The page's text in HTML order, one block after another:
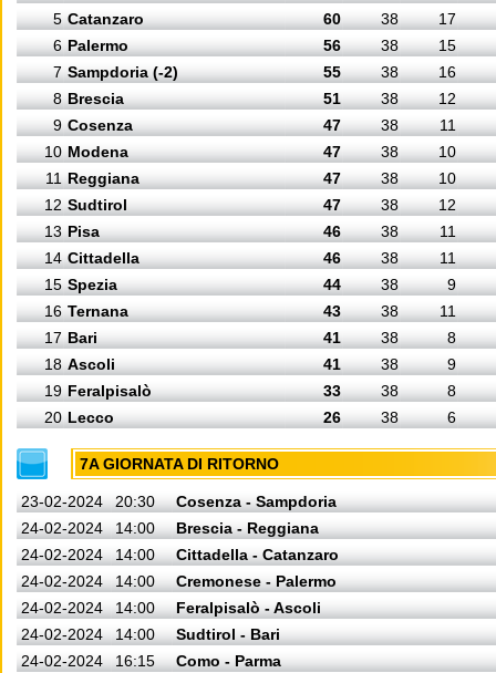
5 Catanzaro 60 38
17
6 Palermo 56 38
15
7 Sampdoria (-2) 55 38
16
8 Brescia 51 38
12
9 Cosenza 47 38
11
10 Modena 47 38
10
11 Reggiana 47 38
10
12 Sudtirol 47 38
12
13 Pisa 46 38
11
14 Cittadella 46 38
11
15 Spezia 44 38
9
16 Ternana 43 38
11
17 Bari 41 38
8
18 Ascoli 41 38
9
19 Feralpisalò 33 38
8
20 Lecco 26 38 6
7A GIORNATA DI RITORNO
23-02-2024 20:30
Cosenza - Sampdoria
24-02-2024
14:00
Brescia - Reggiana
24-02-2024
14:00
Cittadella - Catanzaro
24-02-2024
14:00
Cremonese - Palermo
24-02-2024
14:00
Feralpisalò - Ascoli
24-02-2024
14:00
Sudtirol - Bari
24-02-2024
16:15
Como - Parma